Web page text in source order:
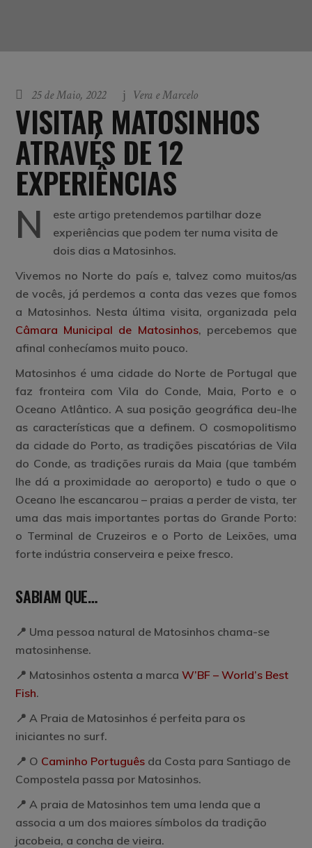
25 de Maio, 2022 Vera e Marcelo
VISITAR MATOSINHOS
ATRAVÉS DE 12
EXPERIÊNCIAS
N
este artigo pretendemos partilhar doze
experiências que podem ter numa visita de
dois dias a Matosinhos.
Vivemos no Norte do país e, talvez como muitos/as
de vocês, já perdemos a conta das vezes que fomos
a Matosinhos. Nesta última visita, organizada pela
Câmara Municipal de Matosinhos, percebemos que
afinal conhecíamos muito pouco.
Matosinhos é uma cidade do Norte de Portugal que
faz fronteira com Vila do Conde, Maia, Porto e o
Oceano Atlântico. A sua posição geográfica deu-lhe
as características que a definem. O cosmopolitismo
da cidade do Porto, as tradições piscatórias de Vila
do Conde, as tradições rurais da Maia (que também
lhe dá a proximidade ao aeroporto) e tudo o que o
Oceano lhe escancarou – praias a perder de vista, ter
uma das mais importantes portas do Grande Porto:
o Terminal de Cruzeiros e o Porto de Leixões, uma
forte indústria conserveira e peixe fresco.
SABIAM QUE…
📍 Uma pessoa natural de Matosinhos chama-se
matosinhense.
📍 Matosinhos ostenta a marcaW’BF – World’s Best
Fish.
📍 A Praia de Matosinhos é perfeita para os
iniciantes no surf.
📍 O Caminho Português da Costa para Santiago de
Compostela passa por Matosinhos.
📍 A praia de Matosinhos tem uma lenda que a
associa a um dos maiores símbolos da tradição
jacobeia, a concha de vieira.